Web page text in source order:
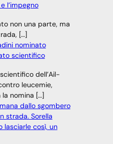
l’impegno
non una parte, ma
[…]
nominato
scientifico
dell’Ail-
leucemie,
nomina […]
dallo sgombero
strada. Sorella
lasciarle così, un